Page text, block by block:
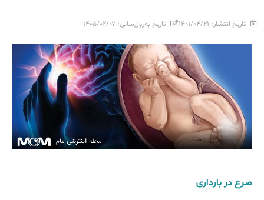
تاریخ انتشار: ۱۴۰۱/۰۴/۲۱ تاریخ به‌روزرسانی: ۱۴۰۵/۰۲/۰۷
صرع در بارداری